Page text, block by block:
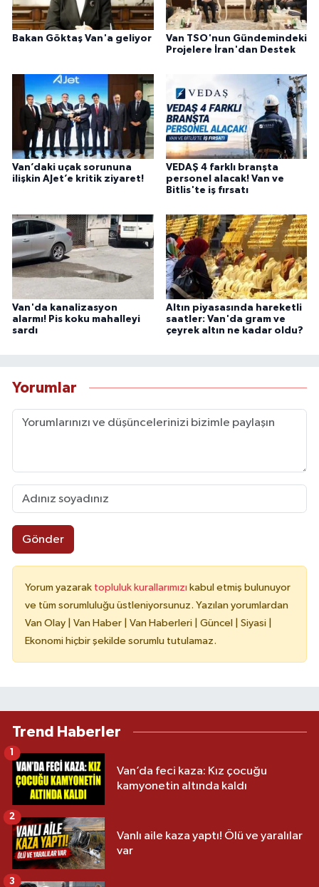
Bakan Göktaş Van'a geliyor
Van TSO'nun Gündemindeki
Projelere İran'dan Destek
Van’daki uçak sorununa
ilişkin AJet’e kritik ziyaret!
VEDAŞ 4 farklı branşta
personel alacak! Van ve
Bitlis'te iş fırsatı
Van'da kanalizasyon
alarmı! Pis koku mahalleyi
sardı
Altın piyasasında hareketli
saatler: Van'da gram ve
çeyrek altın ne kadar oldu?
Yorumlar
Gönder
Yorum yazarak topluluk kurallarımızı kabul etmiş bulunuyor
ve tüm sorumluluğu üstleniyorsunuz. Yazılan yorumlardan
Van Olay | Van Haber | Van Haberleri | Güncel | Siyasi |
Ekonomi hiçbir şekilde sorumlu tutulamaz.
Trend Haberler
Van’da feci kaza: Kız çocuğu
kamyonetin altında kaldı
1
Vanlı aile kaza yaptı! Ölü ve yaralılar
var
2
3